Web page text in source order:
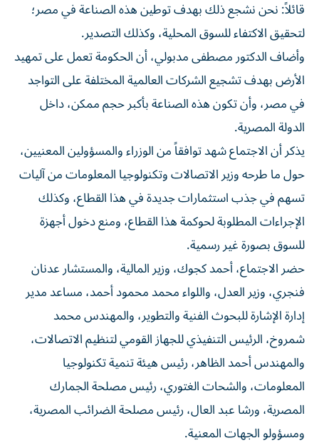
قائلاً: نحن نشجع ذلك بهدف توطين هذه الصناعة في مصر؛
لتحقيق الاكتفاء للسوق المحلية، وكذلك التصدير.
وأضاف الدكتور مصطفى مدبولي، أن الحكومة تعمل على تمهيد
الأرض بهدف تشجيع الشركات العالمية المختلفة على التواجد
في مصر، وأن تكون هذه الصناعة بأكبر حجم ممكن، داخل
الدولة المصرية.
يذكر أن الاجتماع شهد توافقاً من الوزراء والمسؤولين المعنيين،
حول ما طرحه وزير الاتصالات وتكنولوجيا المعلومات من آليات
تسهم في جذب استثمارات جديدة في هذا القطاع، وكذلك
الإجراءات المطلوبة لحوكمة هذا القطاع، ومنع دخول أجهزة
للسوق بصورة غير رسمية.
حضر الاجتماع، أحمد كجوك، وزير المالية، والمستشار عدنان
فنجري، وزير العدل، واللواء محمد محمود أحمد، مساعد مدير
إدارة الإشارة للبحوث الفنية والتطوير، والمهندس محمد
شمروخ، الرئيس التنفيذي للجهاز القومي لتنظيم الاتصالات،
والمهندس أحمد الظاهر، رئيس هيئة تنمية تكنولوجيا
المعلومات، والشحات الغتوري، رئيس مصلحة الجمارك
المصرية، ورشا عبد العال، رئيس مصلحة الضرائب المصرية،
ومسؤولو الجهات المعنية.